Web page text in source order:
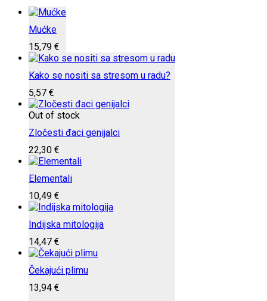
Mućke
15,79 €
Kako se nositi sa stresom u radu?
5,57 €
Out of stock
Zločesti đaci genijalci
22,30 €
Elementali
10,49 €
Indijska mitologija
14,47 €
Čekajući plimu
13,94 €